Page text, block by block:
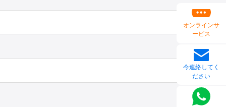
オンラインサ
ービス
今連絡してく
ださい